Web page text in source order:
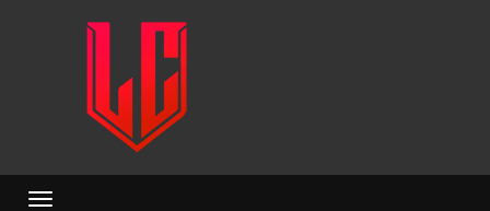
Toggle navigation